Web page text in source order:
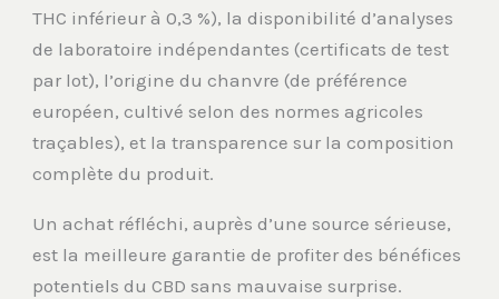
THC inférieur à 0,3 %), la disponibilité d’analyses
de laboratoire indépendantes (certificats de test
par lot), l’origine du chanvre (de préférence
européen, cultivé selon des normes agricoles
traçables), et la transparence sur la composition
complète du produit.
Un achat réfléchi, auprès d’une source sérieuse,
est la meilleure garantie de profiter des bénéfices
potentiels du CBD sans mauvaise surprise.